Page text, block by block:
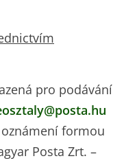
pro podávání
formou
Posta Zrt. –